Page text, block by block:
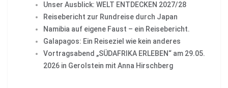
Unser Ausblick: WELT ENTDECKEN 2027/28
Reisebericht zur Rundreise durch Japan
Namibia auf eigene Faust – ein Reisebericht.
Galapagos: Ein Reiseziel wie kein anderes
Vortragsabend „SÜDAFRIKA ERLEBEN“ am 29.05.
2026 in Gerolstein mit Anna Hirschberg